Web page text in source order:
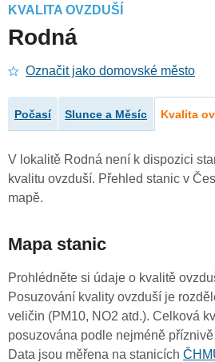
KVALITA OVZDUŠÍ
Rodná
Označit jako domovské město
Počasí Slunce a Měsíc Kvalita
V lokalitě Rodná není k dispozici
kvalitu ovzduší. Přehled stanic v
mapě.
Mapa stanic
Prohlédněte si údaje o kvalitě
Posuzování kvality ovzduší je
veličin (PM10, NO2 atd.). Celková
posuzována podle nejméně
Data jsou měřena na stanicích